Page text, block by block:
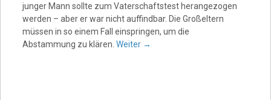
junger Mann sollte zum Vaterschaftstest herangezogen
werden – aber er war nicht auffindbar. Die Großeltern
müssen in so einem Fall einspringen, um die
Abstammung zu klären. Weiter →